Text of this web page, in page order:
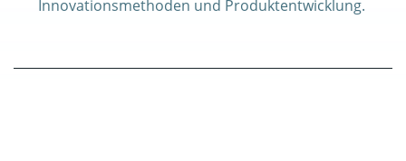
Innovationsmethoden und Produktentwicklung.